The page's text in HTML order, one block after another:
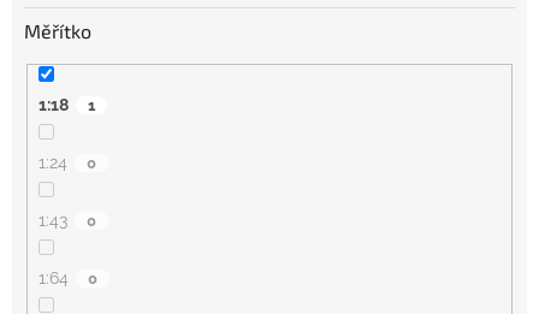
Měřítko
1:18 1
1:24 0
1:43 0
1:64 0